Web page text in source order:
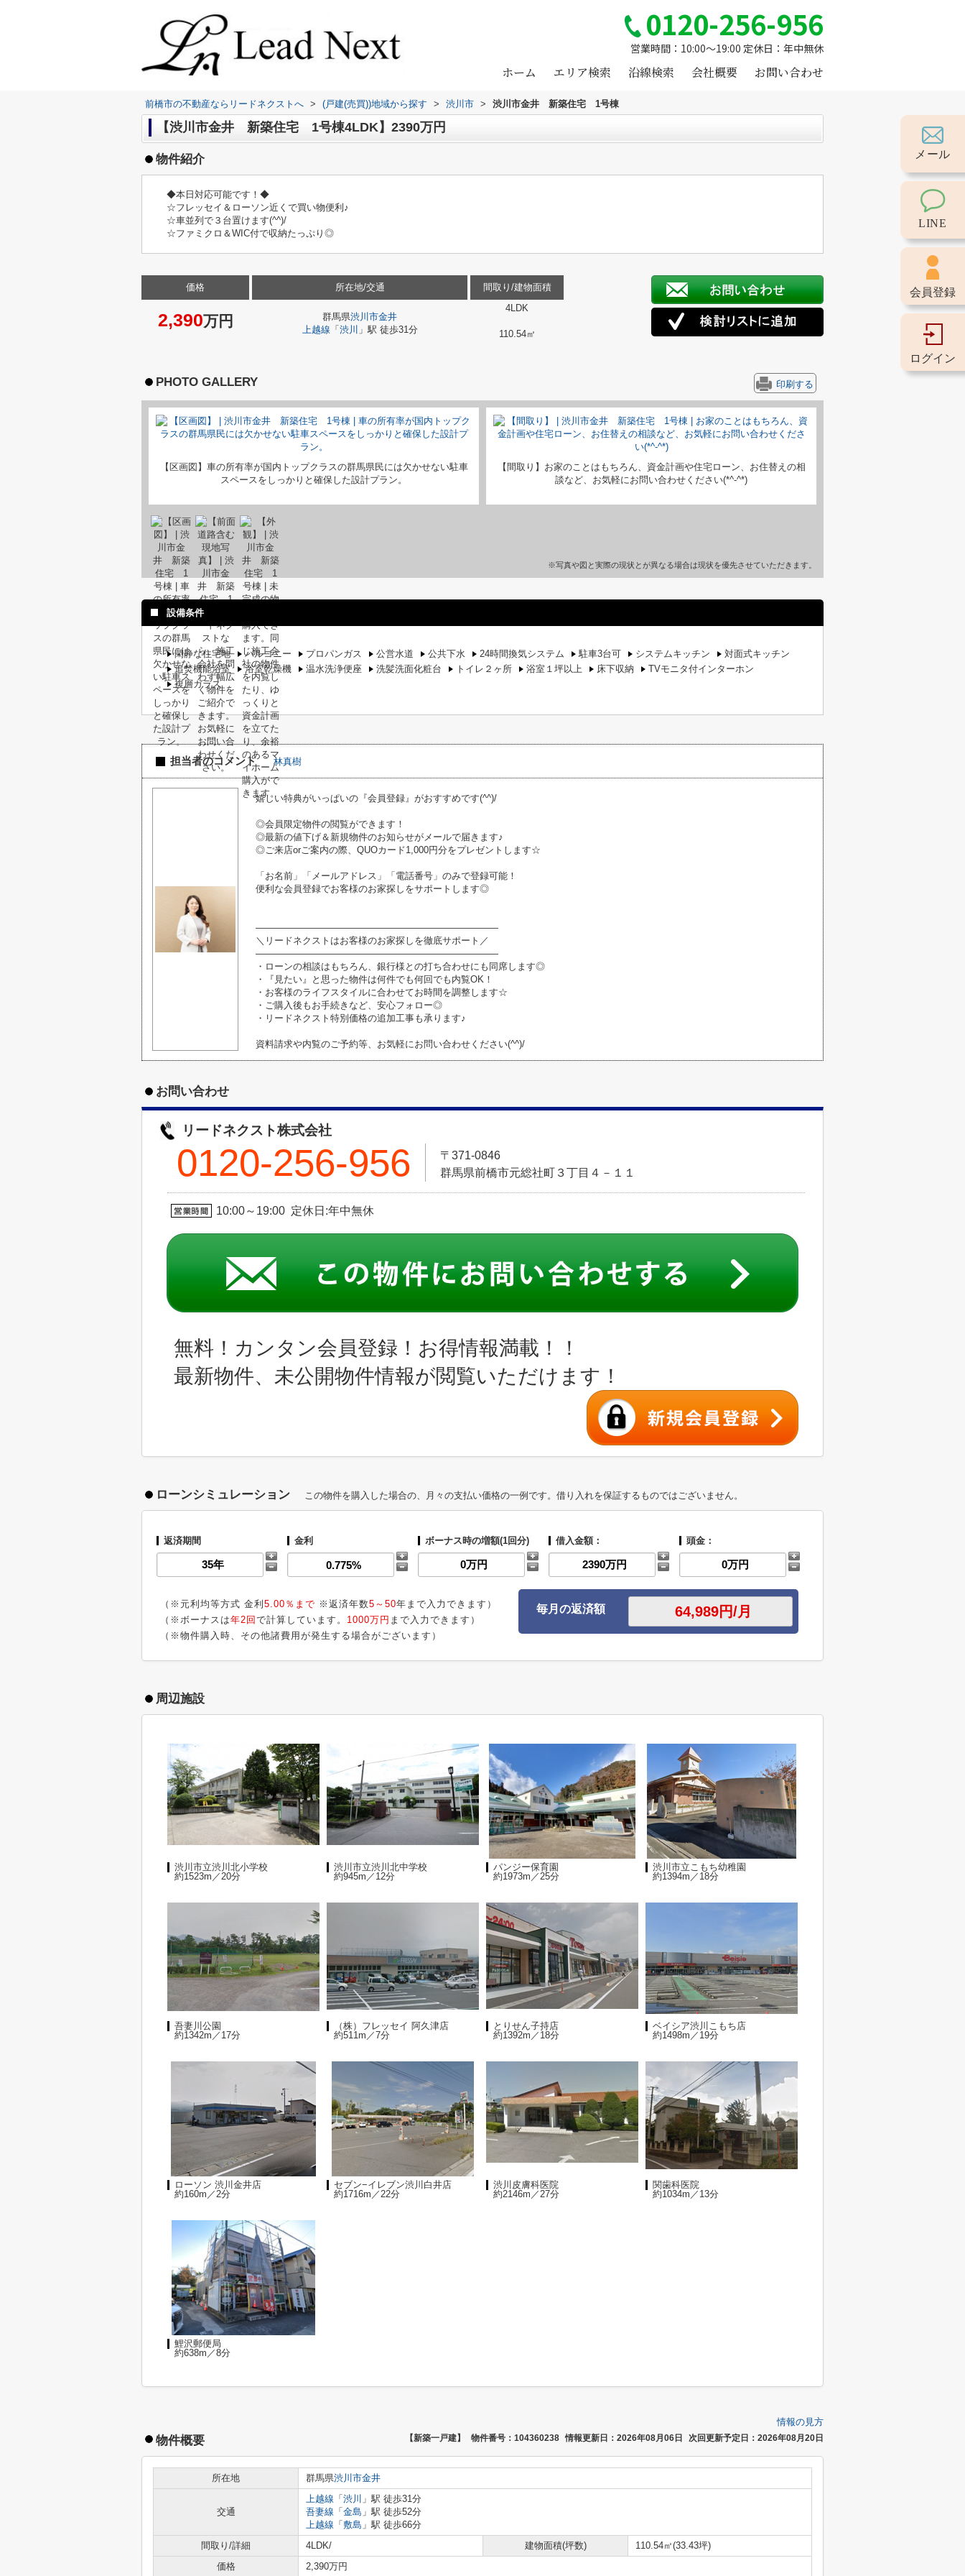
0120-256-956
営業時間：10:00～19:00 定休日：年中無休
ホーム エリア検索 沿線検索 会社概要 お問い合わせ
前橋市の不動産ならリードネクストへ > (戸建(売買))地域から探す > 渋川市 > 渋川市金井 新築住宅 1号棟
【渋川市金井 新築住宅 1号棟4LDK】2390万円
物件紹介
◆本日対応可能です！◆
☆フレッセイ＆ローソン近くで買い物便利♪
☆車並列で３台置けます(^^)/
☆ファミクロ＆WIC付で収納たっぷり◎
価格
2,390万円
所在地/交通
群馬県渋川市金井
上越線 「 渋川 」駅 徒歩31分
間取り/建物面積
4LDK
110.54㎡
PHOTO GALLERY 印刷する
【区画図】車の所有率が国内トップクラスの群馬県民には欠かせない駐車
スペースをしっかりと確保した設計プラン。
【間取り】お家のことはもちろん、資金計画や住宅ローン、お住替えの相
談など、お気軽にお問い合わせください(*^-^*)
※写真や図と実際の現状とが異なる場合は現状を優先させていただきます。
設備条件
閑静な住宅地 バルコニー プロパンガス 公営水道 公共下水 24時間換気システム 駐車3台可 システムキッチン
対面式キッチン
追焚機能浴室
浴室乾燥機 温水洗浄便座 洗髪洗面化粧台 トイレ２ヶ所 浴室１坪以上 床下収納
TVモニタ付インターホン
複層ガラス
担当者のコメント 林真樹
嬉しい特典がいっぱいの『会員登録』がおすすめです(^^)/
◎会員限定物件の閲覧ができます！
◎最新の値下げ＆新規物件のお知らせがメールで届きます♪
◎ご来店orご案内の際、QUOカード1,000円分をプレゼントします☆
「お名前」「メールアドレス」「電話番号」のみで登録可能！
便利な会員登録でお客様のお家探しをサポートします◎
――――――――――――――――――――――――――
＼リードネクストはお客様のお家探しを徹底サポート／
――――――――――――――――――――――――――
・ローンの相談はもちろん、銀行様との打ち合わせにも同席します◎
・『見たい』と思った物件は何件でも何回でも内覧OK！
・お客様のライフスタイルに合わせてお時間を調整します☆
・ご購入後もお手続きなど、安心フォロー◎
・リードネクスト特別価格の追加工事も承ります♪
資料請求や内覧のご予約等、お気軽にお問い合わせください(^^)/
お問い合わせ
リードネクスト株式会社
0120-256-956
〒371-0846
群馬県前橋市元総社町３丁目４－１１
10:00～19:00 定休日:年中無休
無料！カンタン会員登録！お得情報満載！！
最新物件、未公開物件情報が閲覧いただけます！
ローンシミュレーション この物件を購入した場合の、月々の支払い価格の一例です。借り入れを保証するものではございません。
返済期間 金利 ボーナス時の増額(1回分) 借入金額： 頭金：
（※元利均等方式 金利 5.00％まで ※返済年数5～50年まで入力できます）
（※ボーナスは年2回 で計算しています。 1000万円 まで入力できます）
（※物件購入時、その他諸費用が発生する場合がございます）
毎月の返済額
周辺施設
渋川市立渋川北小学校
約1523m／20分
渋川市立渋川北中学校
約945m／12分
パンジー保育園
約1973m／25分
渋川市立こもち幼稚園
約1394m／18分
吾妻川公園
約1342m／17分
（株）フレッセイ 阿久津店
約511m／7分
とりせん子持店
約1392m／18分
ベイシア渋川こもち店
約1498m／19分
ローソン 渋川金井店
約160m／2分
セブン−イレブン渋川白井店
約1716m／22分
渋川皮膚科医院
約2146m／27分
関歯科医院
約1034m／13分
鯉沢郵便局
約638m／8分
情報の見方
物件概要 【新築一戸建】 物件番号：104360238 情報更新日：2026年08月06日 次回更新予定日：2026年08月20日
所在地 群馬県渋川市金井
交通
上越線 「 渋川 」駅 徒歩31分
吾妻線 「 金島 」駅 徒歩52分
上越線 「 敷島 」駅 徒歩66分
間取り/詳細
4LDK/ 建物面積(坪数)
110.54㎡(33.43坪)
価格
2,390万円
メール
LINE
会員登録
ログイン